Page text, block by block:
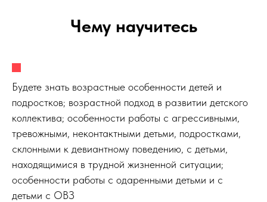
Чему научитесь
Будете знать возрастные особенности детей и
подростков; возрастной подход в развитии детского
коллектива; особенности работы с агрессивными,
тревожными, неконтактными детьми, подростками,
склонными к девиантному поведению, с детьми,
находящимися в трудной жизненной ситуации;
особенности работы с одаренными детьми и с
детьми с ОВЗ